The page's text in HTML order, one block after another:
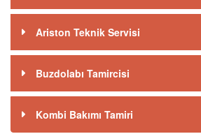
Ariston Teknik Servisi
Buzdolabı Tamircisi
Kombi Bakımı Tamiri